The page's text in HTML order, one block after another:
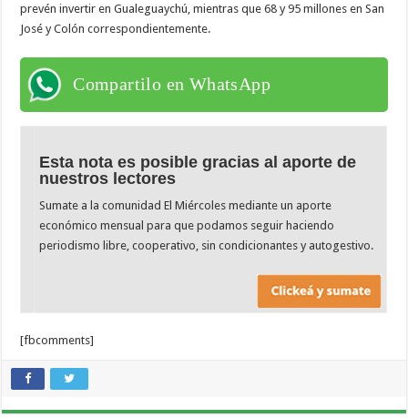
prevén invertir en Gualeguaychú, mientras que 68 y 95 millones en San
José y Colón correspondientemente.
Compartilo en WhatsApp
Esta nota es posible gracias al aporte de
nuestros lectores
Sumate a la comunidad El Miércoles mediante un aporte
económico mensual para que podamos seguir haciendo
periodismo libre, cooperativo, sin condicionantes y autogestivo.
[fbcomments]